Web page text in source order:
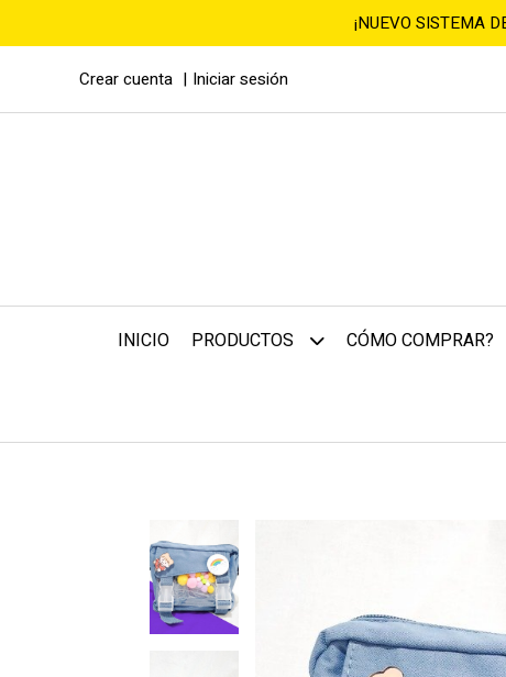
¡NUEVO SISTEMA
Crear cuenta Iniciar sesión
INICIO PRODUCTOS CÓMO COMPRAR?